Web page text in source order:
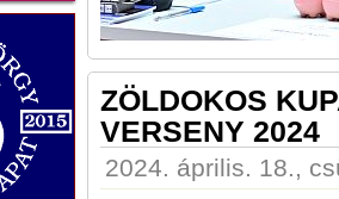
ZÖLDOKOS
VERSENY 2024
2024. április. 18.,